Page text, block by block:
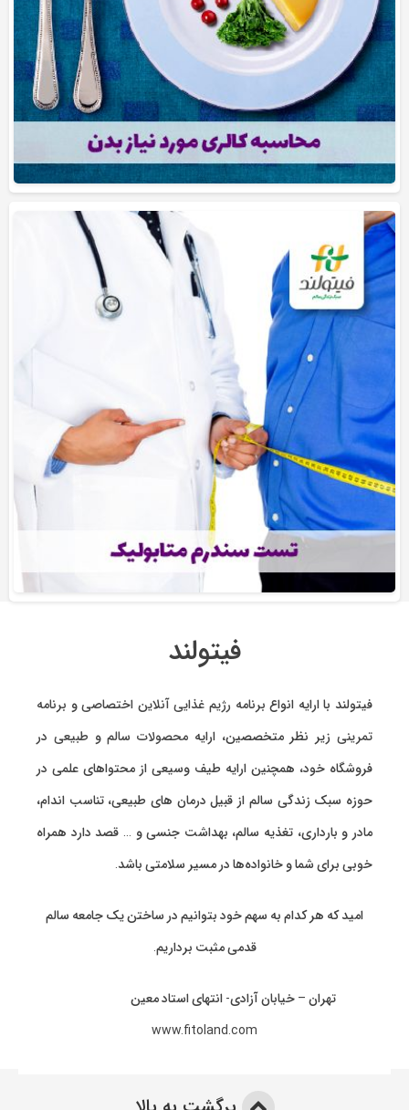
فیتولند
فیتولند با ارایه انواع برنامه رژیم غذایی آنلاین اختصاصیو برنامه
تمرینیزیر نظر متخصصین، ارایه محصولات سالم و طبیعی در
فروشگاه خود، همچنین ارایه طیف وسیعی از محتواهای علمی در
حوزه سبک زندگی سالم از قبیل درمان های طبیعی، تناسب اندام،
مادر و بارداری، تغذیه سالم، بهداشت جنسی و … قصد دارد همراه
خوبی برای شما و خانواده‌ها در مسیر سلامتی باشد.
امید که هر کدام به سهم خود بتوانیم در ساختن یک جامعه سالم
قدمی مثبت برداریم.
تهران – خیابان آزادی- انتهای استاد معین
www.fitoland.com